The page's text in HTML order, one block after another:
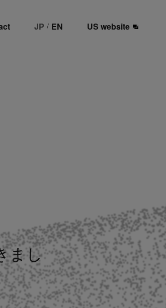
JP / EN US website
まし